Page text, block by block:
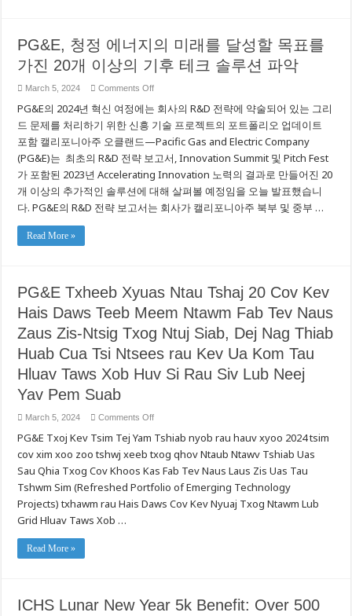
ਹੱਲਾਂ
ਪਛਾਣ
ਕੀਤੀ
ਹੈ
PG&E, 청정 에너지의 미래를 달성할 목표를
가진 20개 이상의 기후 테크 솔루션 파악
March 5, 2024 Comments Offon
청
에
너
지
의
미
래
달
진
개
이
상
의
후
션
악
PG&E의 2024년 혁신 여정에는 회사의 R&D 전략에 약술되어 있는 그리
드 문제를 처리하기 위한 신흥 기술 프로젝트의 포트폴리오 업데이트
포함 캘리포니아주 오클랜드—Pacific Gas and Electric Company
(PG&E)는 최초의 R&D 전략 보고서, Innovation Summit 및 Pitch Fest
가 포함된 2023년 Accelerating Innovation 노력의 결과로 만들어진 20
개 이상의 추가적인 솔루션에 대해 살펴볼 예정임을 오늘 발표했습니
다. PG&E의 R&D 전략 보고서는 회사가 캘리포니아주 북부 및 중부 …
Read More »
PG&E Txheeb Xyuas Ntau Tshaj 20 Cov Kev
Hais Daws Teeb Meem Ntawm Fab Tev Naus
Zaus Zis-Ntsig Txog Ntuj Siab, Dej Nag Thiab
Huab Cua Tsi Ntsees rau Kev Ua Kom Tau
Hluav Taws Xob Huv Si Rau Siv Lub Neej
Yav Pem Suab
March 5, 2024 Comments Offon
Txheeb
Xyuas
Ntau
Tshaj
20
Cov
Kev
Hais
Daws
Txog
PG&E Txoj Kev Tsim Tej Yam Tshiab nyob rau hauv xyoo 2024 tsim
cov xim xoo zoo tshwj xeeb txog qhov Ntaub Ntawv Tshiab Uas
Sau Qhia Txog Cov Khoos Kas Fab Tev Naus Laus Zis Uas Tau
Tshwm Sim (Refreshed Portfolio of Emerging Technology
Projects) txhawm rau Hais Daws Cov Kev Nyuaj Txog Ntawm Lub
Grid Hluav Taws Xob …
Read More »
ICHS Lunar New Year 5k Benefit: Over 500